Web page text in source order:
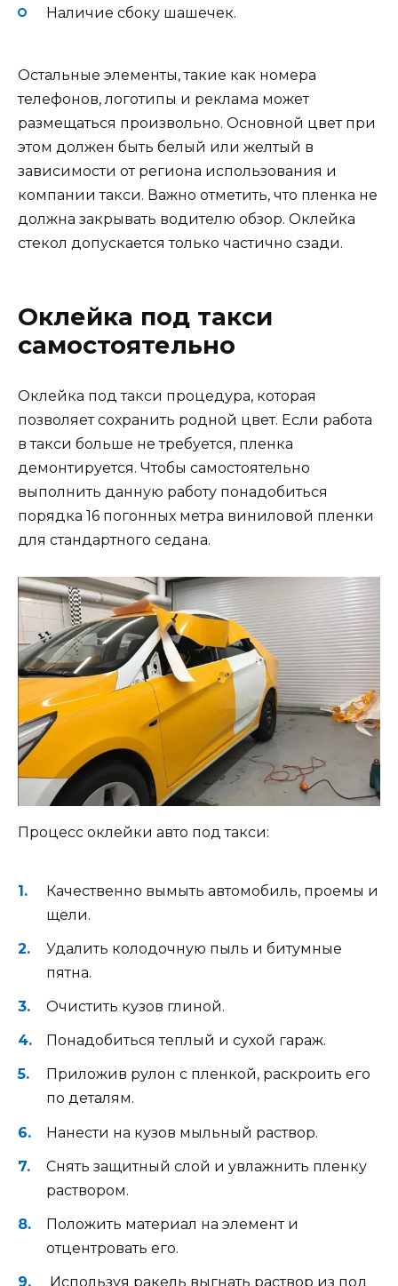
Наличие сбоку шашечек.
Остальные элементы, такие как номера
телефонов, логотипы и реклама может
размещаться произвольно. Основной цвет при
этом должен быть белый или желтый в
зависимости от региона использования и
компании такси. Важно отметить, что пленка не
должна закрывать водителю обзор. Оклейка
стекол допускается только частично сзади.
Оклейка под такси
самостоятельно
Оклейка под такси процедура, которая
позволяет сохранить родной цвет. Если работа
в такси больше не требуется, пленка
демонтируется. Чтобы самостоятельно
выполнить данную работу понадобиться
порядка 16 погонных метра виниловой пленки
для стандартного седана.
Процесс оклейки авто под такси:
Качественно вымыть автомобиль, проемы и
щели.
Удалить колодочную пыль и битумные
пятна.
Очистить кузов глиной.
Понадобиться теплый и сухой гараж.
Приложив рулон с пленкой, раскроить его
по деталям.
Нанести на кузов мыльный раствор.
Снять защитный слой и увлажнить пленку
раствором.
Положить материал на элемент и
отцентровать его.
Используя ракель выгнать раствор из под